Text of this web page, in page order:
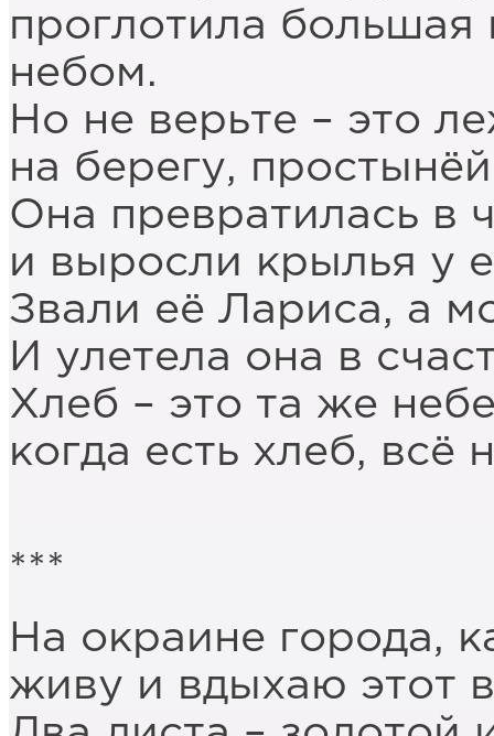
проглотила
небом.
Но не верьте – это
на берегу,
Она превратилась в
и выросли крылья у
Звали её Лариса, а
И улетела она в
Хлеб – это та же
когда есть хлеб, всё
***
На окраине города,
живу и вдыхаю этот